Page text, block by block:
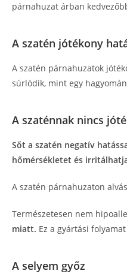
párnahuzat árban
A szatén jótékony
A szatén párnahuzatok
súrlódik, mint egy
A szaténnak nincs
Sőt a szatén negatív
hőmérsékletet és
A szatén párnahuzaton
Természetesen nem
miatt. Ez a gyártási
A selyem győz